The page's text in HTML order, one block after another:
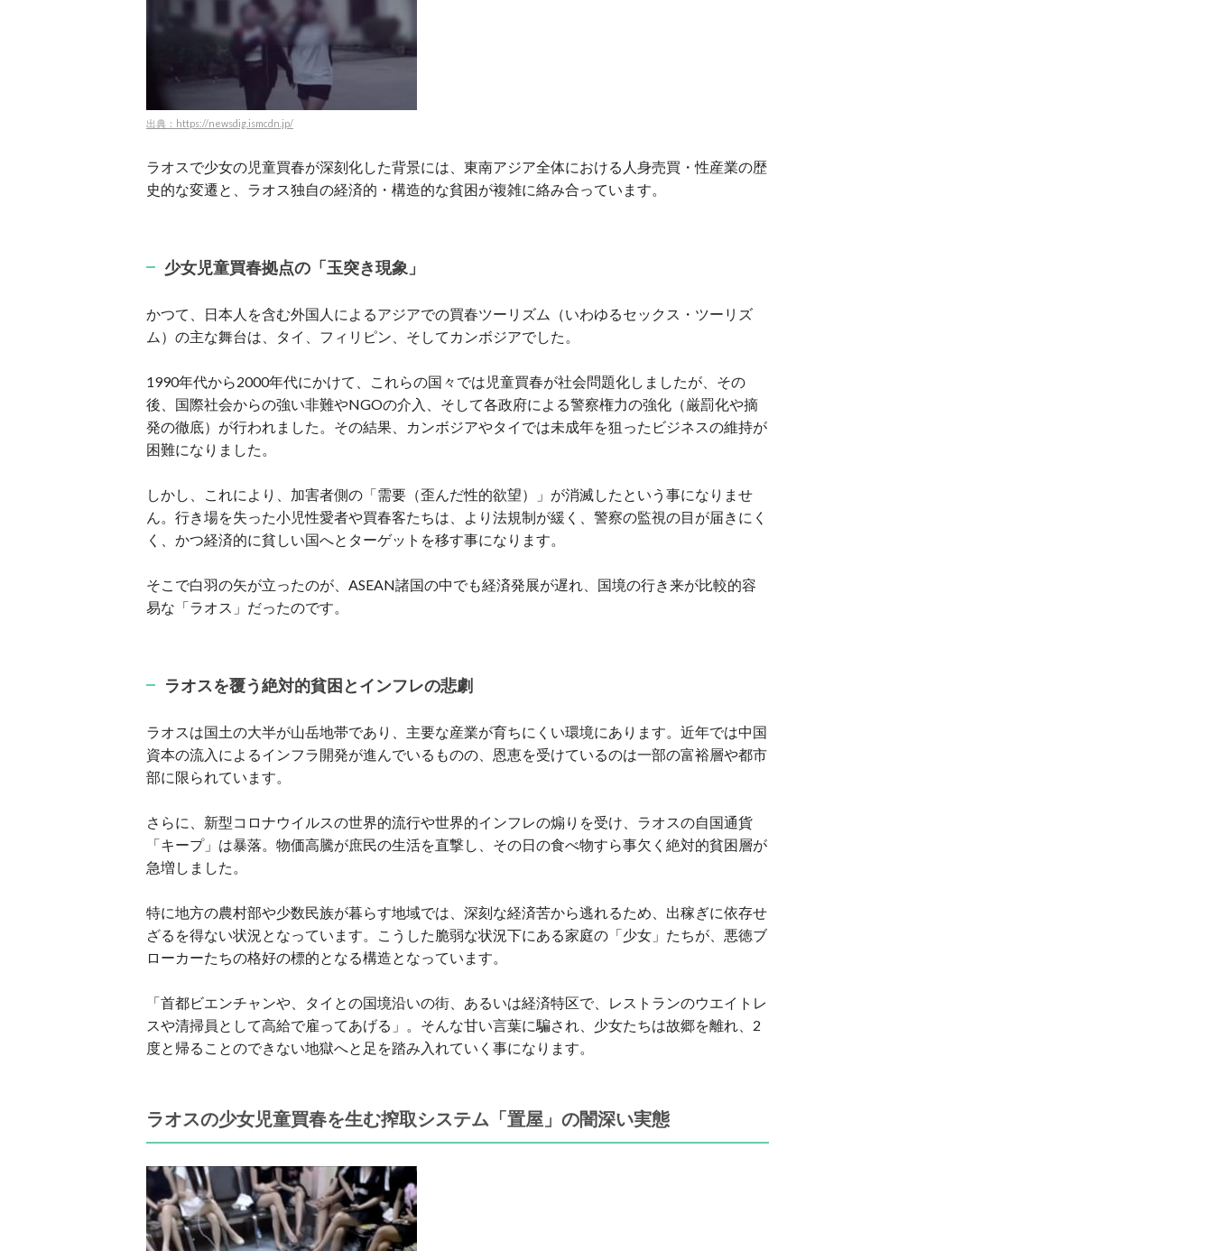
出典：https://newsdig.ismcdn.jp/
ラオスで少女の児童買春が深刻化した背景には、東南アジア全体における人身売買・性産業の歴
史的な変遷と、ラオス独自の経済的・構造的な貧困が複雑に絡み合っています。
少女児童買春拠点の「玉突き現象」
かつて、日本人を含む外国人によるアジアでの買春ツーリズム（いわゆるセックス・ツーリズ
ム）の主な舞台は、タイ、フィリピン、そしてカンボジアでした。
1990年代から2000年代にかけて、これらの国々では児童買春が社会問題化しましたが、その
後、国際社会からの強い非難やNGOの介入、そして各政府による警察権力の強化（厳罰化や摘
発の徹底）が行われました。その結果、カンボジアやタイでは未成年を狙ったビジネスの維持が
困難になりました。
しかし、これにより、加害者側の「需要（歪んだ性的欲望）」が消滅したという事になりませ
ん。行き場を失った小児性愛者や買春客たちは、より法規制が緩く、警察の監視の目が届きにく
く、かつ経済的に貧しい国へとターゲットを移す事になります。
そこで白羽の矢が立ったのが、ASEAN諸国の中でも経済発展が遅れ、国境の行き来が比較的容
易な「ラオス」だったのです。
ラオスを覆う絶対的貧困とインフレの悲劇
ラオスは国土の大半が山岳地帯であり、主要な産業が育ちにくい環境にあります。近年では中国
資本の流入によるインフラ開発が進んでいるものの、恩恵を受けているのは一部の富裕層や都市
部に限られています。
さらに、新型コロナウイルスの世界的流行や世界的インフレの煽りを受け、ラオスの自国通貨
「キープ」は暴落。物価高騰が庶民の生活を直撃し、その日の食べ物すら事欠く絶対的貧困層が
急増しました。
特に地方の農村部や少数民族が暮らす地域では、深刻な経済苦から逃れるため、出稼ぎに依存せ
ざるを得ない状況となっています。こうした脆弱な状況下にある家庭の「少女」たちが、悪徳ブ
ローカーたちの格好の標的となる構造となっています。
「首都ビエンチャンや、タイとの国境沿いの街、あるいは経済特区で、レストランのウエイトレ
スや清掃員として高給で雇ってあげる」。そんな甘い言葉に騙され、少女たちは故郷を離れ、2
度と帰ることのできない地獄へと足を踏み入れていく事になります。
ラオスの少女児童買春を生む搾取システム「置屋」の闇深い実態